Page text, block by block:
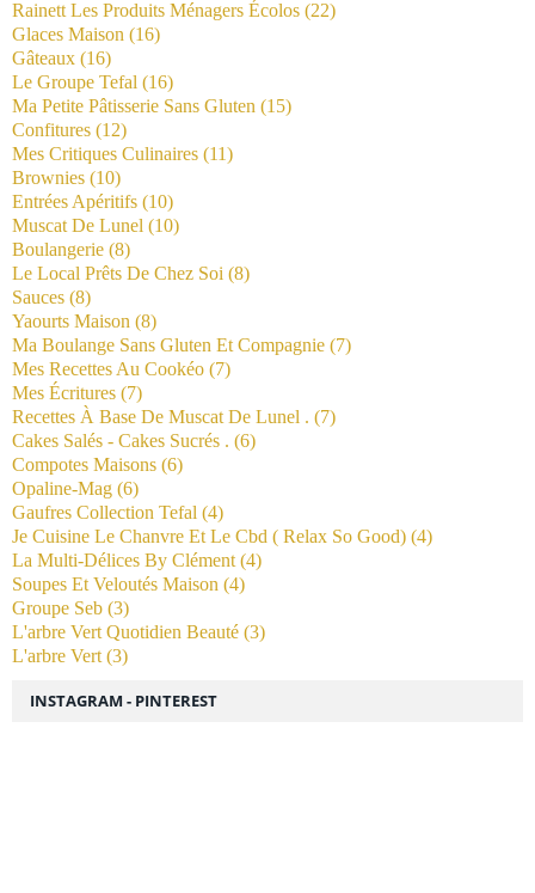
Rainett Les Produits Ménagers Écolos (22)
Glaces Maison (16)
Gâteaux (16)
Le Groupe Tefal (16)
Ma Petite Pâtisserie Sans Gluten (15)
Confitures (12)
Mes Critiques Culinaires (11)
Brownies (10)
Entrées Apéritifs (10)
Muscat De Lunel (10)
Boulangerie (8)
Le Local Prêts De Chez Soi (8)
Sauces (8)
Yaourts Maison (8)
Ma Boulange Sans Gluten Et Compagnie (7)
Mes Recettes Au Cookéo (7)
Mes Écritures (7)
Recettes À Base De Muscat De Lunel . (7)
Cakes Salés - Cakes Sucrés . (6)
Compotes Maisons (6)
Opaline-Mag (6)
Gaufres Collection Tefal (4)
Je Cuisine Le Chanvre Et Le Cbd ( Relax So Good) (4)
La Multi-Délices By Clément (4)
Soupes Et Veloutés Maison (4)
Groupe Seb (3)
L'arbre Vert Quotidien Beauté (3)
L'arbre Vert (3)
INSTAGRAM - PINTEREST